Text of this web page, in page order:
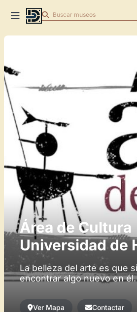
Buscar museos
Área de Cultura
Universidad de
La belleza del arte es que
encontrar algo nuevo en él.
Ver Mapa Contactar